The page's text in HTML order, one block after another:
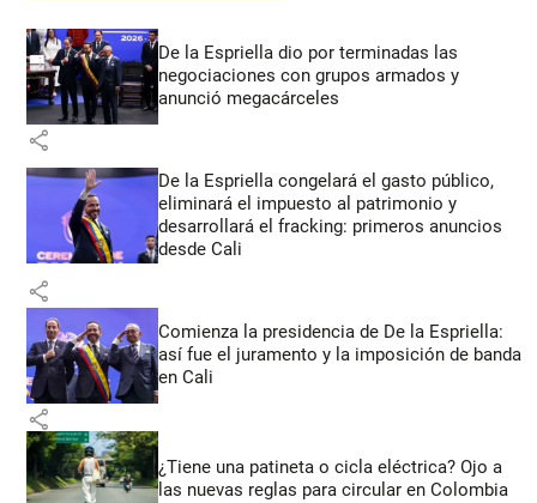
De la Espriella dio por terminadas las
negociaciones con grupos armados y
anunció megacárceles
share
De la Espriella congelará el gasto público,
eliminará el impuesto al patrimonio y
desarrollará el fracking: primeros anuncios
desde Cali
share
Comienza la presidencia de De la Espriella:
así fue el juramento y la imposición de banda
en Cali
share
¿Tiene una patineta o cicla eléctrica? Ojo a
las nuevas reglas para circular en Colombia